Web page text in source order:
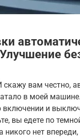
вам честно,
в моей
включении и
вы едете по
никого нет